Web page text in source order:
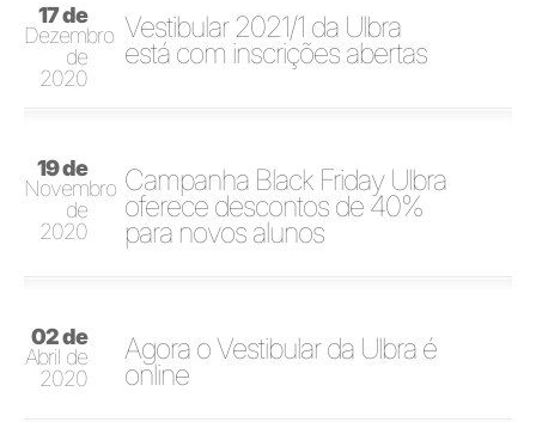
17 de
Dezembro
de
2020
Vestibular 2021/1 da Ulbra
está com inscrições abertas
19 de
Novembro
de
2020
Campanha Black Friday Ulbra
oferece descontos de 40%
para novos alunos
02 de
Abril de
2020
Agora o Vestibular da Ulbra é
online